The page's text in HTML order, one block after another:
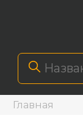
Главная